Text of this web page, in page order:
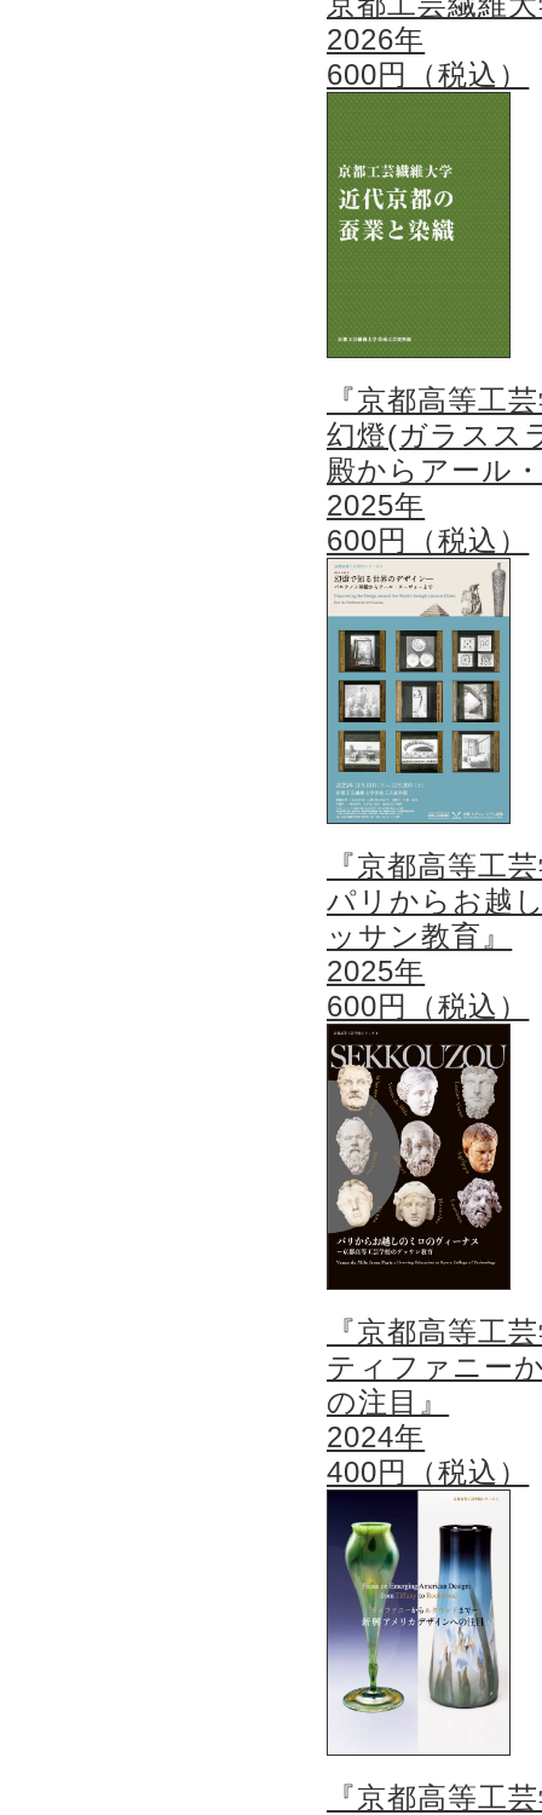
2026年
600円（税込）
『京都高等工
幻燈(ガラスス
殿からアール
2025年
600円（税込）
『京都高等工
パリからお越
ッサン教育』
2025年
600円（税込）
『京都高等工
ティファニー
の注目』
2024年
400円（税込）
『京都高等工